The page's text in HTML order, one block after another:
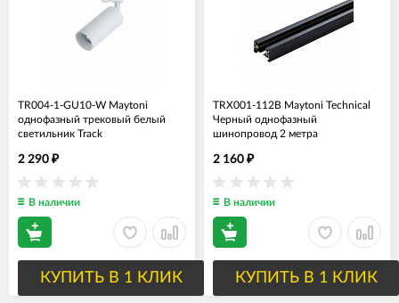
TR004-1-GU10-W Maytoni
однофазный трековый белый
светильник Track
2 290 ₽
В наличии
КУПИТЬ В 1 КЛИК
TRX001-112B Maytoni Technical
Черный однофазный
шинопровод 2 метра
2 160 ₽
В наличии
КУПИТЬ В 1 КЛИК